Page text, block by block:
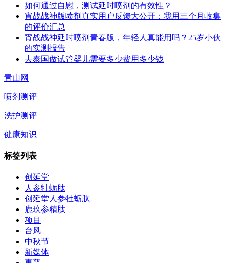
如何通过自慰，测试延时喷剂的有效性？
宵战战神版喷剂真实用户反馈大公开：我用三个月收集
的评价汇总
宵战战神延时喷剂青春版，年轻人真能用吗？25岁小伙
的实测报告
去泰国做试管婴儿需要多少费用多少钱
青山网
喷剂测评
洗护测评
健康知识
标签列表
创延堂
人参牡蛎肽
创延堂人参牡蛎肽
鹿玖参精肽
项目
台风
中秋节
新媒体